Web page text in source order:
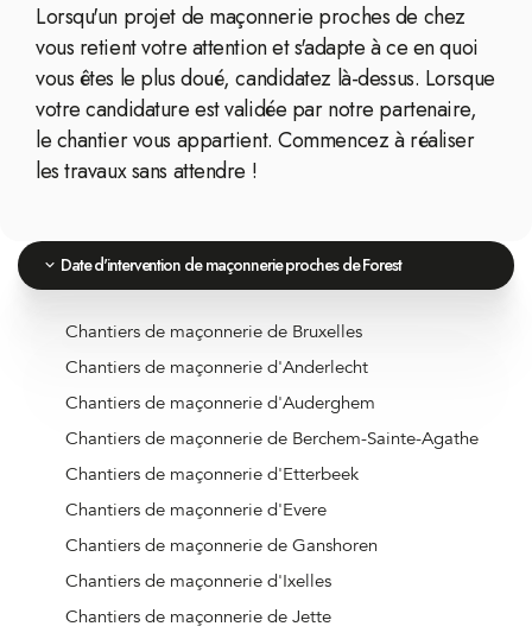
Lorsqu'un projet de maçonnerie proches de chez
vous retient votre attention et s'adapte à ce en quoi
vous êtes le plus doué, candidatez là-dessus. Lorsque
votre candidature est validée par notre partenaire,
le chantier vous appartient. Commencez à réaliser
les travaux sans attendre !
Date d'intervention de maçonnerie proches de Forest
Chantiers de maçonnerie de Bruxelles
Chantiers de maçonnerie d'Anderlecht
Chantiers de maçonnerie d'Auderghem
Chantiers de maçonnerie de Berchem-Sainte-Agathe
Chantiers de maçonnerie d'Etterbeek
Chantiers de maçonnerie d'Evere
Chantiers de maçonnerie de Ganshoren
Chantiers de maçonnerie d'Ixelles
Chantiers de maçonnerie de Jette